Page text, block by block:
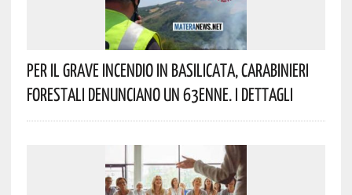
Per Il Grave Incendio In Basilicata, Carabinieri
Forestali Denunciano Un 63enne. I Dettagli